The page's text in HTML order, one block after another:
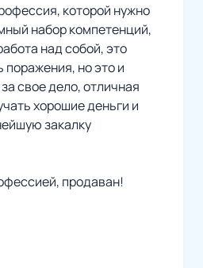
которой нужно
набор компетенций,
над собой, это
поражения, но это и
свое дело, отличная
хорошие деньги и
закалку
продаван!